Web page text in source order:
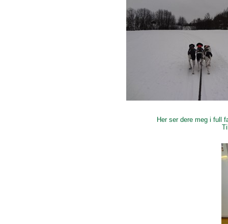
Her ser dere meg i full